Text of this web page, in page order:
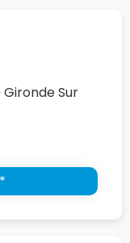
Gironde Sur